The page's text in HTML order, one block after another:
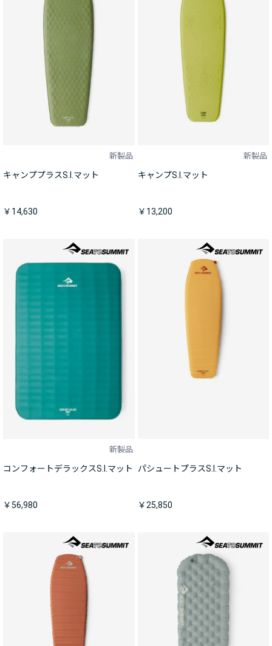
新製品
キャンププラスS.I.マット
￥14,630
新製品
キャンプS.I.マット
￥13,200
新製品
コンフォートデラックスS.I.マット
￥56,980
パシュートプラスS.I.マット
￥25,850